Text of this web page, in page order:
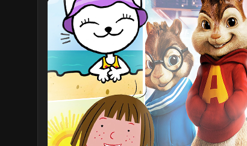
Stanami Zjednoczonymi Ameryki Północnej
być taki sam. Mówił o tym ówczesny prezydent
jedynie słowa swego ojca, Busha seniora,
frazy o nowym porządku świata. W latach
zbagatelizowały to pojęcie, traktując je jako
międzynarodowej współpracy. Kiedy jednak
wybrzmiewać w ustach zachodnich liderów,
być plan o konkretnych ramach, w które
Z biegiem lat wykrystalizowały się dwa nurty
znajdują się media głównego nurtu stojące na
polityka takich słów stanowi kompletny
czołowe tytuły prasy, radia i telewizji przez
niefortunnym doborze słów Joe Bidena. Zaś
okoliczności wygłaszania takich słów. Mówią
zmian, ale dopiero światowa pandemia nowej